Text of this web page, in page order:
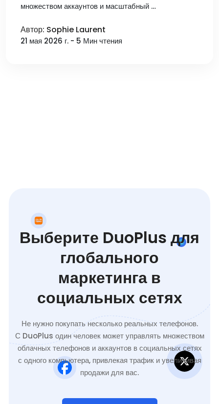
множеством аккаунтов и масштабный …
Автор: Sophie Laurent
21 мая 2026 г. - 5 Мин чтения
Выберите DuoPlus для
глобального
маркетинга в
социальных сетях
Не нужно покупать несколько реальных телефонов.
С DuoPlus один человек может управлять множеством
облачных телефонов и аккаунтов в социальных сетях
с одного компьютера, привлекая трафик и увеличивая
продажи для вас.